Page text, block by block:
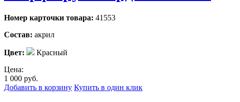
Номер карточки товара: 41553
Состав: акрил
Цвет:
Красный
Цена:
1 000 руб.
Добавить в корзину Купить в один клик